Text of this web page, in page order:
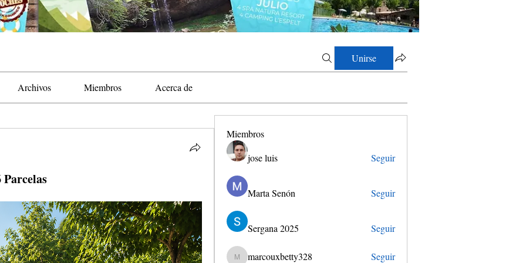
Unirse
Archivos Miembros Acerca de
Miembros
jose luis
Seguir
Marta Senón Seguir
Sergana 2025 Seguir
marcouxbetty328 Seguir